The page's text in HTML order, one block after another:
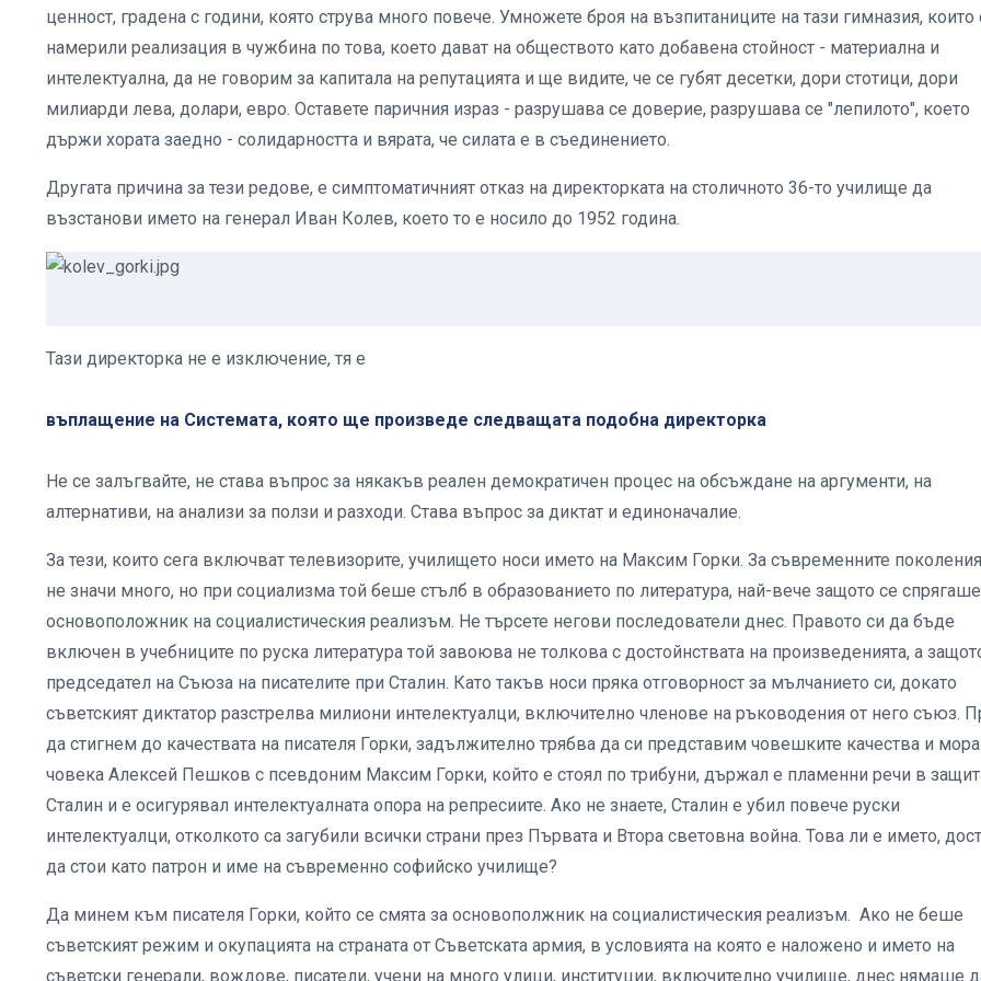
ценност, градена с години, която струва много повече. Умножете броя на възпитаниците на тази гимназия, които
намерили реализация в чужбина по това, което дават на обществото като добавена стойност - материална и
интелектуална, да не говорим за капитала на репутацията и ще видите, че се губят десетки, дори стотици, дори
милиарди лева, долари, евро. Оставете паричния израз - разрушава се доверие, разрушава се "лепилото", което
държи хората заедно - солидарността и вярата, че силата е в съединението.
Другата причина за тези редове, е симптоматичният отказ на директорката на столичното 36-то училище да
възстанови името на генерал Иван Колев, което то е носило до 1952 година.
Тази директорка не е изключение, тя е
въплащение на Системата, която ще произведе следващата подобна директорка
Не се залъгвайте, не става въпрос за някакъв реален демократичен процес на обсъждане на аргументи, на
алтернативи, на анализи за ползи и разходи. Става въпрос за диктат и единоначалие.
За тези, които сега включват телевизорите, училището носи името на Максим Горки. За съвременните
не значи много, но при социализма той беше стълб в образованието по литература, най-вече защото се
основоположник на социалистическия реализъм. Не търсете негови последователи днес. Правото си да бъде
включен в учебниците по руска литература той завоюва не толкова с достойнствата на произведенията, а
председател на Съюза на писателите при Сталин. Като такъв носи пряка отговорност за мълчанието си, докато
съветският диктатор разстрелва милиони интелектуалци, включително членове на ръководения от него съюз.
да стигнем до качествата на писателя Горки, задължително трябва да си представим човешките качества и
човека Алексей Пешков с псевдоним Максим Горки, който е стоял по трибуни, държал е пламенни речи в
Сталин и е осигурявал интелектуалната опора на репресиите. Ако не знаете, Сталин е убил повече руски
интелектуалци, отколкото са загубили всички страни през Първата и Втора световна война. Това ли е името,
да стои като патрон и име на съвременно софийско училище?
Да минем към писателя Горки, който се смята за основополжник на социалистическия реализъм. Ако не беше
съветският режим и окупацията на страната от Съветската армия, в условията на която е наложено и името на
съветски генерали, вождове, писатели, учени на много улици, институции, включително училище, днес нямаше